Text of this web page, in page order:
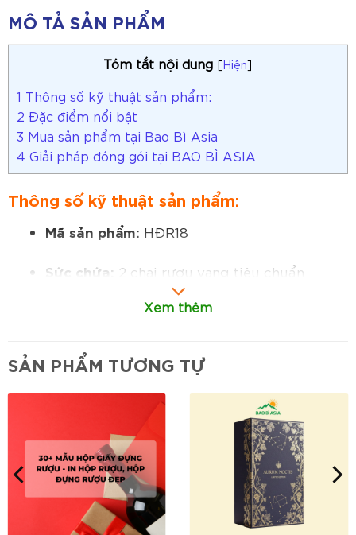
MÔ TẢ SẢN PHẨM
Tóm tắt nội dung [Hiện]
1 Thông số kỹ thuật sản phẩm:
2 Đặc điểm nổi bật
3 Mua sản phẩm tại Bao Bì Asia
4 Giải pháp đóng gói tại BAO BÌ ASIA
Thông số kỹ thuật sản phẩm:
Mã sản phẩm: HĐR18
Sức chứa: 2 chai rượu vang tiêu chuẩn
thể tùy chỉnh theo yêu cầu
Chất liệu:carton lạnh cao cấp, lót khay
Cấu tạo:hộp cứng dày chắc, khay nhung
định hình cố định chai rượu an toàn
Hình dáng:dạng hộp đứng hoặc ngang, nắp
Xem thêm
SẢN PHẨM TƯƠNG TỰ